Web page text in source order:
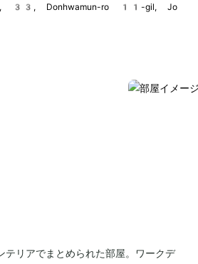
Donhwamun-ro 11-gil, Jo
テリアでまとめられた部屋。ワークデ